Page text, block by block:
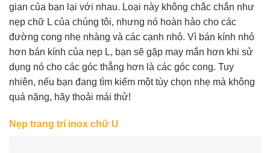
gian của bạn lại với nhau. Loại này không chắc chắn như
nẹp chữ L của chúng tôi, nhưng nó hoàn hảo cho các
đường cong nhẹ nhàng và các cạnh nhỏ. Vì bán kính nhỏ
hơn bán kính của nẹp L, bạn sẽ gặp may mắn hơn khi sử
dụng nó cho các góc thẳng hơn là các góc cong. Tuy
nhiên, nếu bạn đang tìm kiếm một tùy chọn nhẹ mà không
quá nặng, hãy thoải mái thử!
Nẹp trang trí inox chữ U